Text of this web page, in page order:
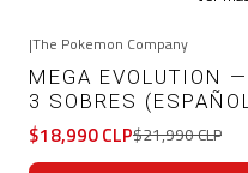
|The Pokemon Company
MEGA EVOLUTION
3 SOBRES
$18,990 CLP$21,990 CLP